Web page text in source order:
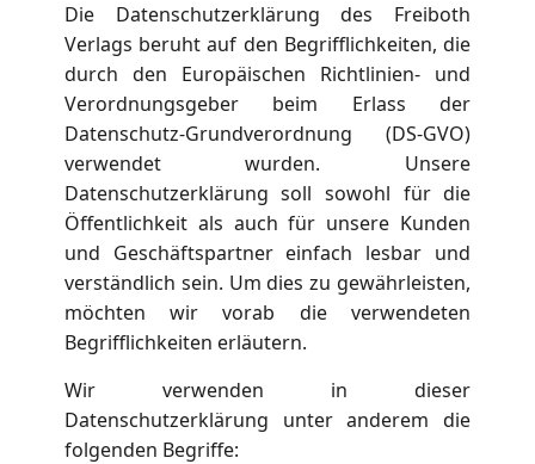
Die Datenschutzerklärung des Freiboth
Verlags beruht auf den Begrifflichkeiten, die
durch den Europäischen Richtlinien- und
Verordnungsgeber beim Erlass der
Datenschutz-Grundverordnung (DS-GVO)
verwendet wurden. Unsere
Datenschutzerklärung soll sowohl für die
Öffentlichkeit als auch für unsere Kunden
und Geschäftspartner einfach lesbar und
verständlich sein. Um dies zu gewährleisten,
möchten wir vorab die verwendeten
Begrifflichkeiten erläutern.
Wir verwenden in dieser
Datenschutzerklärung unter anderem die
folgenden Begriffe: